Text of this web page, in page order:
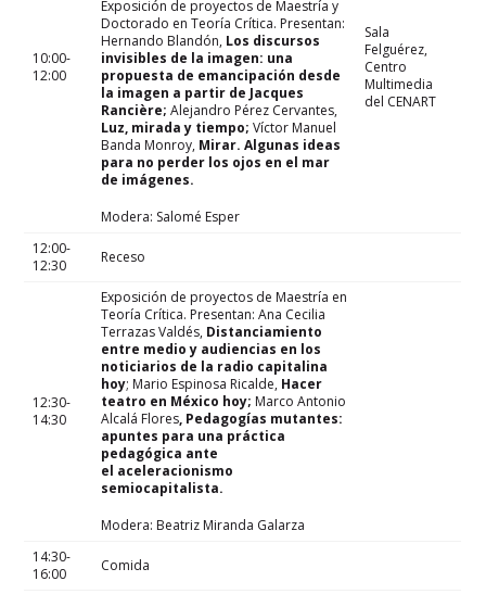
10:00-
12:00
Exposición de proyectos de Maestría y
Doctorado en Teoría Crítica. Presentan:
Hernando Blandón,Los discursos
invisibles de la imagen: una
propuesta de emancipación desde
la imagen a partir de Jacques
Rancière; Alejandro Pérez Cervantes,
Luz, mirada y tiempo; Víctor Manuel
Banda Monroy, Mirar. Algunas ideas
para no perder los ojos en el mar
de imágenes.
Modera: Salomé Esper
Sala
Felguérez,
Centro
Multimedia
del CENART
12:00-
12:30
Receso
12:30-
14:30
Exposición de proyectos de Maestría en
Teoría Crítica. Presentan: Ana Cecilia
Terrazas Valdés, Distanciamiento
entre medio y audiencias en los
noticiarios de la radio capitalina
hoy; Mario Espinosa Ricalde,Hacer
teatro en México hoy; Marco Antonio
Alcalá Flores, Pedagogías mutantes:
apuntes para una práctica
pedagógica ante
el aceleracionismo
semiocapitalista.
Modera: Beatriz Miranda Galarza
14:30-
16:00
Comida